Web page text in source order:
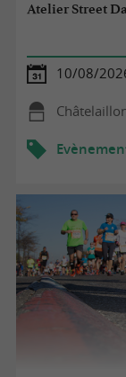
Atelier Street
10/08/